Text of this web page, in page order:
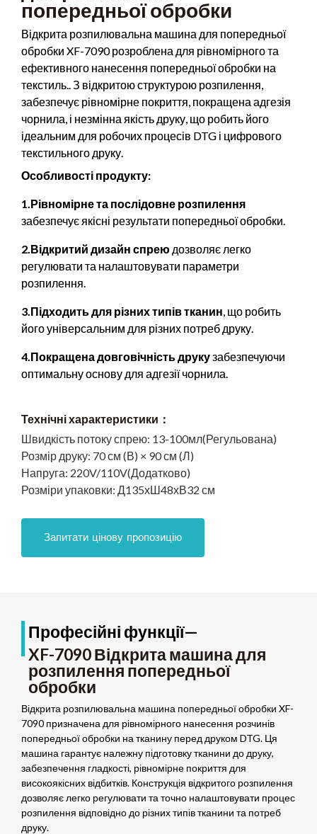
попередньої обробки
Відкрита розпилювальна машина для попередньої
обробки XF-7090 розроблена для рівномірного та
ефективного нанесення попередньої обробки на
текстиль.. З відкритою структурою розпилення,
забезпечує рівномірне покриття, покращена адгезія
чорнила, і незмінна якість друку, що робить його
ідеальним для робочих процесів DTG і цифрового
текстильного друку.
Особливості продукту:
1.Рівномірне та послідовне розпилення
забезпечує якісні результати попередньої обробки.
2.Відкритий дизайн спрею дозволяє легко
регулювати та налаштовувати параметри
розпилення.
3.Підходить для різних типів тканин , що робить
його універсальним для різних потреб друку.
4.Покращена довговічність друкузабезпечуючи
оптимальну основу для адгезії чорнила.
Технічні характеристики：
Швидкість потоку спрею: 13-100мл(Регульована)
Розмір друку: 70 см (В) × 90 см (Л)
Напруга: 220V/110V(Додатково)
Розміри упаковки: Д135хШ48хВ32 см
Запитати цінову пропозицію
Професійні функції—
XF-7090 Відкрита машина для
розпилення попередньої
обробки
Відкрита розпилювальна машина попередньої обробки XF-
7090 призначена для рівномірного нанесення розчинів
попередньої обробки на тканину перед друком DTG. Ця
машина гарантує належну підготовку тканини до друку,
забезпечення гладкості, рівномірне покриття для
високоякісних відбитків. Конструкція відкритого розпилення
дозволяє легко регулювати та точно налаштовувати процес
розпилення відповідно до різних типів тканини та потреб
друку.